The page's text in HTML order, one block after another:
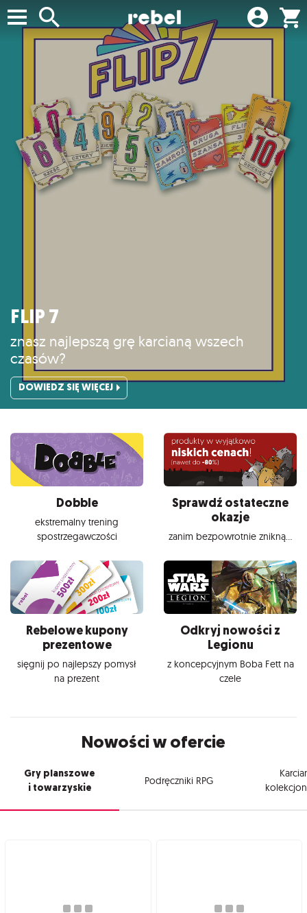
FLIP 7
znasz najlepszą grę karcianą wszech
czasów?
DOWIEDZ SIĘ WIĘCEJ
Dobble
ekstremalny trening
spostrzegawczości
Sprawdź ostateczne
okazje
zanim bezpowrotnie znikną...
Rebelowe kupony
prezentowe
sięgnij po najlepszy pomysł
na prezent
Odkryj nowości z
Legionu
z koncepcyjnym Boba Fett na
czele
Nowości w ofercie
Gry planszowe
i towarzyskie
Podręczniki RPG